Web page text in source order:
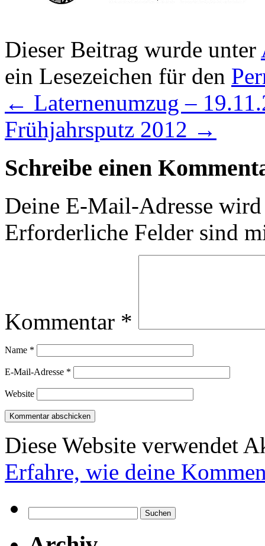
Dieser Beitrag wurde unter
ein Lesezeichen für den
← Laternenumzug –
Frühjahrsputz 2012 →
Schreibe einen
Deine E-Mail-Adresse
Erforderliche Felder sind
Kommentar *
Name *
E-Mail-Adresse *
Website
Diese Website verwendet
Erfahre, wie deine
nach: